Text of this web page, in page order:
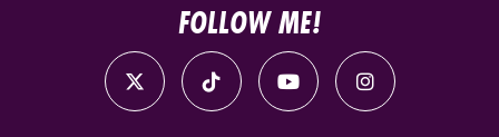
FOLLOW ME!